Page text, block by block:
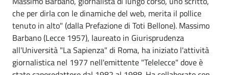
che per dirla con le dinamiche del web, merita il pollice
tenuto in alto" (dalla Prefazione di Toti Bellone). Massimo
Barbano (Lecce 1957), laureato in Giurisprudenza
all'Università "La Sapienza" di Roma, ha iniziato l'attività
giornalistica nel 1977 nell'emittente "Telelecce" dove è